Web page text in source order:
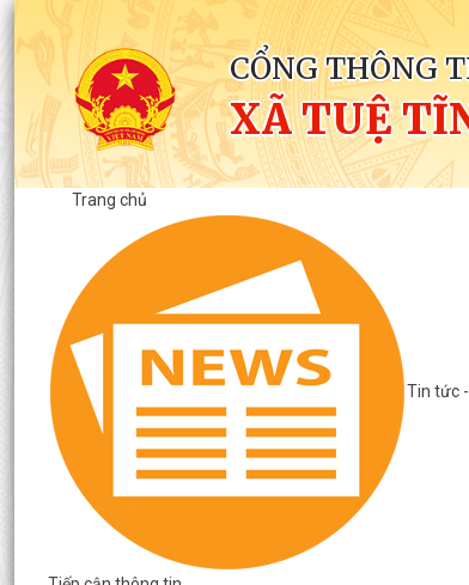
CỔNG THÔNG
XÃ TUỆ
Trang chủ
Tin tức